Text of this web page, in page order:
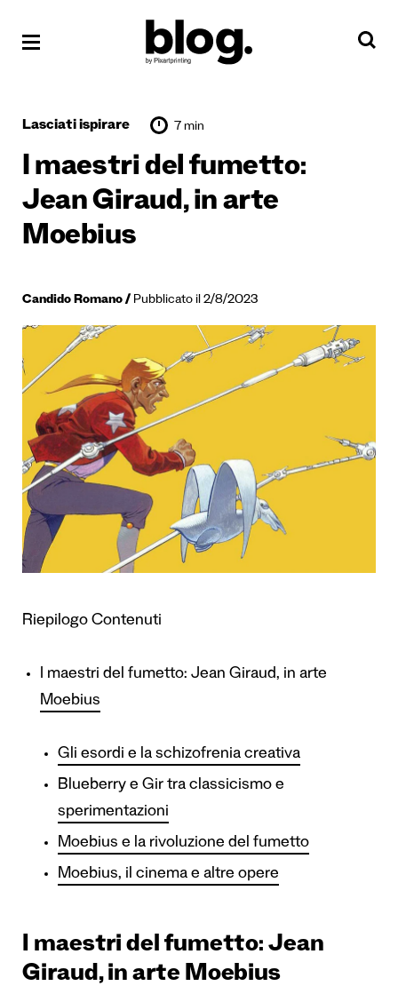
Lasciati ispirare 7 min
I maestri del fumetto:
Jean Giraud, in arte
Moebius
Candido Romano Pubblicato il 2/8/2023
Riepilogo Contenuti
I maestri del fumetto: Jean Giraud, in arte
Moebius
Gli esordi e la schizofrenia creativa
Blueberry e Gir tra classicismo e
sperimentazioni
Moebius e la rivoluzione del fumetto
Moebius, il cinema e altre opere
I maestri del fumetto: Jean
Giraud, in arte Moebius